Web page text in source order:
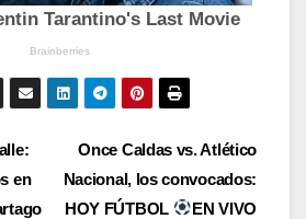
Once Caldas vs. Atlético
Nacional, los convocados:
HOY FÚTBOL
EN VIVO
en